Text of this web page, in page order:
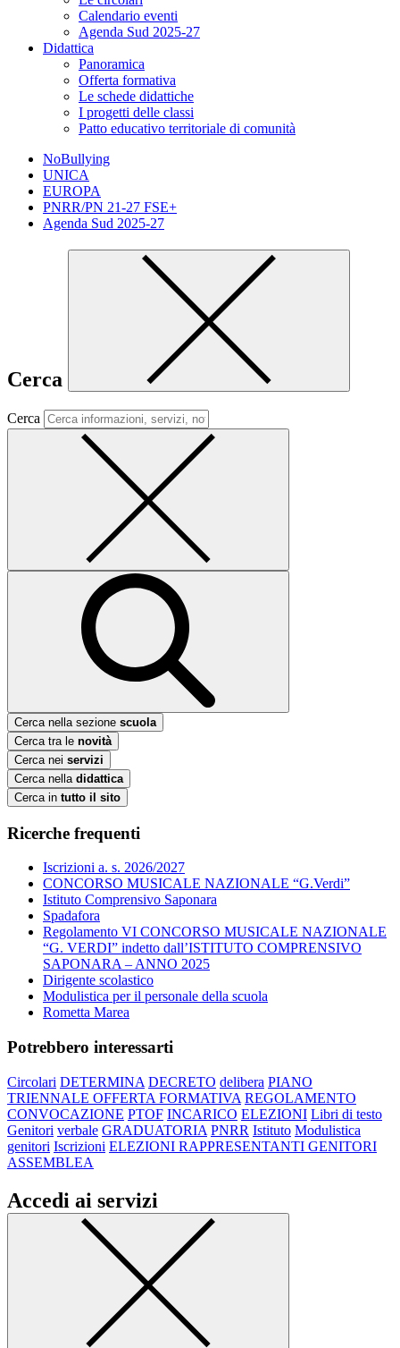
Calendario eventi
Agenda Sud 2025-27
Didattica
Panoramica
Offerta formativa
Le schede didattiche
I progetti delle classi
Patto educativo territoriale di comunità
NoBullying
UNICA
EUROPA
PNRR/PN 21-27 FSE+
Agenda Sud 2025-27
Cerca
Cerca
Cerca nella sezione scuola
Cerca tra le novità
Cerca nei servizi
Cerca nella didattica
Cerca in tutto il sito
Ricerche frequenti
Iscrizioni a. s. 2026/2027
CONCORSO MUSICALE NAZIONALE “G.Verdi”
Istituto Comprensivo Saponara
Spadafora
Regolamento VI CONCORSO MUSICALE NAZIONALE
“G. VERDI” indetto dall’ISTITUTO COMPRENSIVO
SAPONARA – ANNO 2025
Dirigente scolastico
Modulistica per il personale della scuola
Rometta Marea
Potrebbero interessarti
Circolari DETERMINA DECRETO delibera PIANO
TRIENNALE OFFERTA FORMATIVA REGOLAMENTO
CONVOCAZIONE PTOF INCARICO ELEZIONI Libri di testo
Genitori verbale GRADUATORIA PNRR Istituto Modulistica
genitori Iscrizioni ELEZIONI RAPPRESENTANTI GENITORI
ASSEMBLEA
Accedi ai servizi